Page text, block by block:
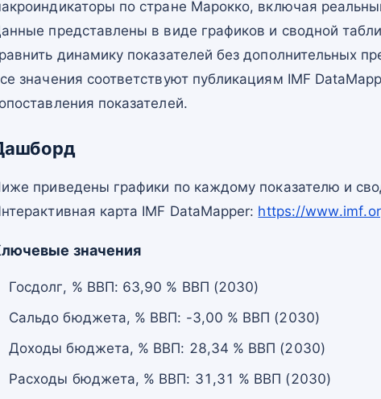
по стране Марокко, включая
представлены в виде графиков и сводной
динамику показателей без дополнительных
значения соответствуют публикациям IMF
показателей.
приведены графики по каждому показателю и
карта IMF DataMapper: https://
значения
Госдолг, % ВВП: 63,90 % ВВП (2030)
Сальдо бюджета, % ВВП: -3,00 % ВВП (2030)
Доходы бюджета, % ВВП: 28,34 % ВВП (2030)
Расходы бюджета, % ВВП: 31,31 % ВВП (2030)